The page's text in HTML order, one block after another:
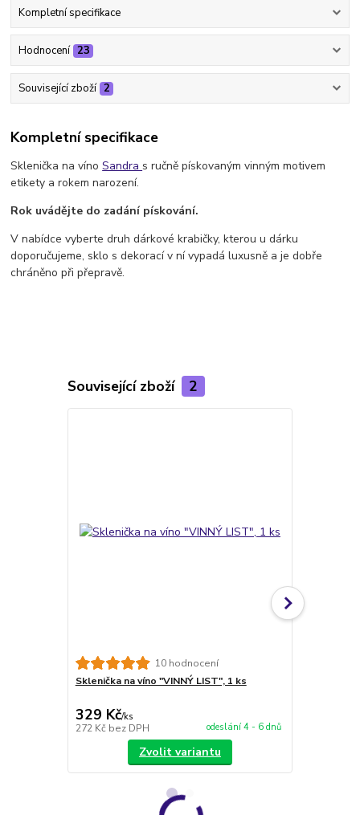
Kompletní specifikace
Hodnocení 23
Související zboží 2
Kompletní specifikace
Sklenička na vínoSandra s ručně pískovaným vinným motivem
etikety a rokem narození.
Rok uvádějte do zadání pískování.
V nabídce vyberte druh dárkové krabičky, kterou u dárku
doporučujeme, sklo s dekorací v ní vypadá luxusně a je dobře
chráněno při přepravě.
Související zboží 2
10 hodnocení
Sklenička na víno "VINNÝ LIST", 1 ks
329 Kč/ks
272 Kč bez DPH odeslání 4 - 6 dnů
Zvolit variantu